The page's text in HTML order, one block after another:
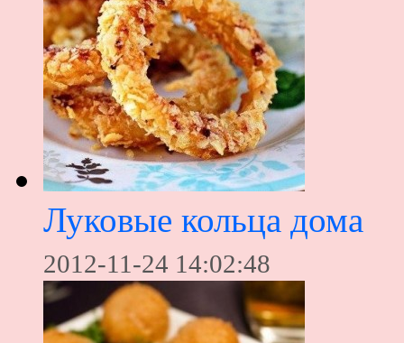
Луковые кольца дома
2012-11-24 14:02:48